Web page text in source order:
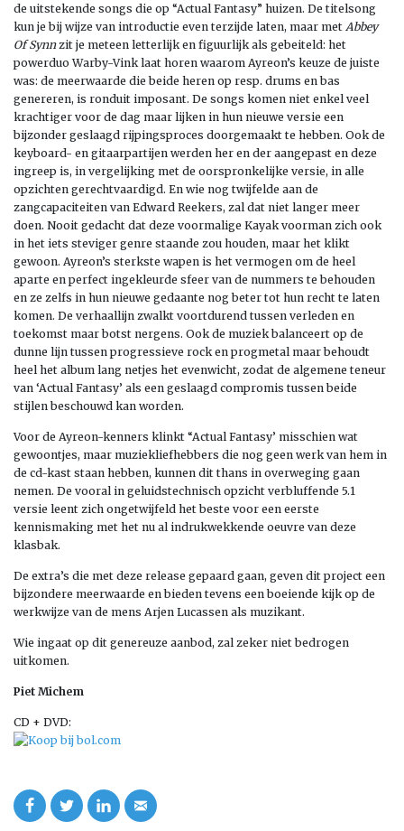
de uitstekende songs die op “Actual Fantasy” huizen. De titelsong
kun je bij wijze van introductie even terzijde laten, maar met Abbey
Of Synnzit je meteen letterlijk en figuurlijk als gebeiteld: het
powerduo Warby-Vink laat horen waarom Ayreon’s keuze de juiste
was: de meerwaarde die beide heren op resp. drums en bas
genereren, is ronduit imposant. De songs komen niet enkel veel
krachtiger voor de dag maar lijken in hun nieuwe versie een
bijzonder geslaagd rijpingsproces doorgemaakt te hebben. Ook de
keyboard- en gitaarpartijen werden her en der aangepast en deze
ingreep is, in vergelijking met de oorspronkelijke versie, in alle
opzichten gerechtvaardigd. En wie nog twijfelde aan de
zangcapaciteiten van Edward Reekers, zal dat niet langer meer
doen. Nooit gedacht dat deze voormalige Kayak voorman zich ook
in het iets steviger genre staande zou houden, maar het klikt
gewoon. Ayreon’s sterkste wapen is het vermogen om de heel
aparte en perfect ingekleurde sfeer van de nummers te behouden
en ze zelfs in hun nieuwe gedaante nog beter tot hun recht te laten
komen. De verhaallijn zwalkt voortdurend tussen verleden en
toekomst maar botst nergens. Ook de muziek balanceert op de
dunne lijn tussen progressieve rock en progmetal maar behoudt
heel het album lang netjes het evenwicht, zodat de algemene teneur
van ‘Actual Fantasy’ als een geslaagd compromis tussen beide
stijlen beschouwd kan worden.
Voor de Ayreon-kenners klinkt “Actual Fantasy’ misschien wat
gewoontjes, maar muziekliefhebbers die nog geen werk van hem in
de cd-kast staan hebben, kunnen dit thans in overweging gaan
nemen. De vooral in geluidstechnisch opzicht verbluffende 5.1
versie leent zich ongetwijfeld het beste voor een eerste
kennismaking met het nu al indrukwekkende oeuvre van deze
klasbak.
De extra’s die met deze release gepaard gaan, geven dit project een
bijzondere meerwaarde en bieden tevens een boeiende kijk op de
werkwijze van de mens Arjen Lucassen als muzikant.
Wie ingaat op dit genereuze aanbod, zal zeker niet bedrogen
uitkomen.
Piet Michem
CD + DVD: